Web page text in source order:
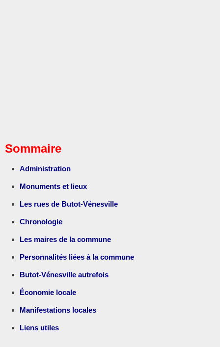
Sommaire
Administration
Monuments et lieux
Les rues de Butot-Vénesville
Chronologie
Les maires de la commune
Personnalités liées à la commune
Butot-Vénesville autrefois
Économie locale
Manifestations locales
Liens utiles